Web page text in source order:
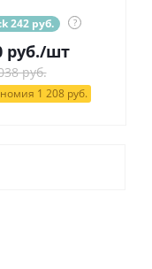
242 руб. ?
руб./шт
руб.
1 208 руб.